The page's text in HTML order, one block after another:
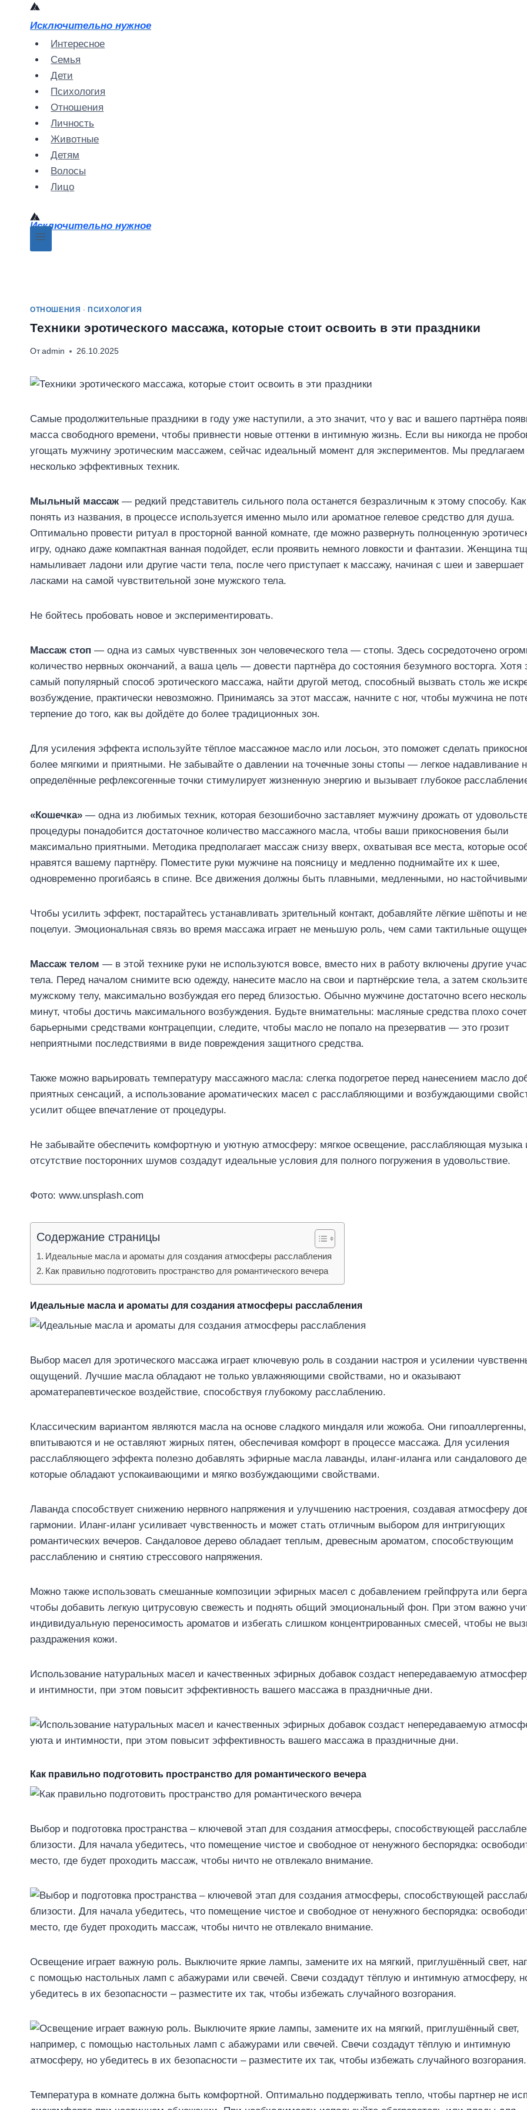
Перейти
содержимому
Исключительно нужное
Интересное
Семья
Дети
Психология
Отношения
Личность
Животные
Детям
Волосы
Лицо
Исключительно нужное
ОТНОШЕНИЯ ·ПСИХОЛОГИЯ
Техники эротического массажа, которые стоит освоить в эти праздники
От admin 26.10.2025
Самые продолжительные праздники в году уже наступили, а это значит, что у вас и вашего партнёра
масса свободного времени, чтобы привнести новые оттенки в интимную жизнь. Если вы никогда не
угощать мужчину эротическим массажем, сейчас идеальный момент для экспериментов. Мы предлагаем
несколько эффективных техник.
Мыльный массаж — редкий представитель сильного пола останется безразличным к этому способу.
понять из названия, в процессе используется именно мыло или ароматное гелевое средство для душа.
Оптимально провести ритуал в просторной ванной комнате, где можно развернуть полноценную
игру, однако даже компактная ванная подойдет, если проявить немного ловкости и фантазии. Женщина
намыливает ладони или другие части тела, после чего приступает к массажу, начиная с шеи и завершает
ласками на самой чувствительной зоне мужского тела.
Не бойтесь пробовать новое и экспериментировать.
Массаж стоп — одна из самых чувственных зон человеческого тела — стопы. Здесь сосредоточено
количество нервных окончаний, а ваша цель — довести партнёра до состояния безумного восторга. Хотя
самый популярный способ эротического массажа, найти другой метод, способный вызвать столь же
возбуждение, практически невозможно. Принимаясь за этот массаж, начните с ног, чтобы мужчина не
терпение до того, как вы дойдёте до более традиционных зон.
Для усиления эффекта используйте тёплое массажное масло или лосьон, это поможет сделать
более мягкими и приятными. Не забывайте о давлении на точечные зоны стопы — легкое надавливание
определённые рефлексогенные точки стимулирует жизненную энергию и вызывает глубокое
«Кошечка» — одна из любимых техник, которая безошибочно заставляет мужчину дрожать от
процедуры понадобится достаточное количество массажного масла, чтобы ваши прикосновения были
максимально приятными. Методика предполагает массаж снизу вверх, охватывая все места, которые
нравятся вашему партнёру. Поместите руки мужчине на поясницу и медленно поднимайте их к шее,
одновременно прогибаясь в спине. Все движения должны быть плавными, медленными, но
Чтобы усилить эффект, постарайтесь устанавливать зрительный контакт, добавляйте лёгкие шёпоты и
поцелуи. Эмоциональная связь во время массажа играет не меньшую роль, чем сами тактильные
Массаж телом — в этой технике руки не используются вовсе, вместо них в работу включены другие
тела. Перед началом снимите всю одежду, нанесите масло на свои и партнёрские тела, а затем
мужскому телу, максимально возбуждая его перед близостью. Обычно мужчине достаточно всего
минут, чтобы достичь максимального возбуждения. Будьте внимательны: масляные средства плохо
барьерными средствами контрацепции, следите, чтобы масло не попало на презерватив — это грозит
неприятными последствиями в виде повреждения защитного средства.
Также можно варьировать температуру массажного масла: слегка подогретое перед нанесением масло
приятных сенсаций, а использование ароматических масел с расслабляющими и возбуждающими
усилит общее впечатление от процедуры.
Не забывайте обеспечить комфортную и уютную атмосферу: мягкое освещение, расслабляющая музыка
отсутствие посторонних шумов создадут идеальные условия для полного погружения в удовольствие.
Фото: www.unsplash.com
Содержание страницы
Идеальные масла и ароматы для создания атмосферы расслабления
Как правильно подготовить пространство для романтического вечера
Идеальные масла и ароматы для создания атмосферы расслабления
Выбор масел для эротического массажа играет ключевую роль в создании настроя и усилении
ощущений. Лучшие масла обладают не только увлажняющими свойствами, но и оказывают
ароматерапевтическое воздействие, способствуя глубокому расслаблению.
Классическим вариантом являются масла на основе сладкого миндаля или жожоба. Они гипоаллергенны,
впитываются и не оставляют жирных пятен, обеспечивая комфорт в процессе массажа. Для усиления
расслабляющего эффекта полезно добавлять эфирные масла лаванды, иланг-иланга или сандалового
которые обладают успокаивающими и мягко возбуждающими свойствами.
Лаванда способствует снижению нервного напряжения и улучшению настроения, создавая атмосферу
гармонии. Иланг-иланг усиливает чувственность и может стать отличным выбором для интригующих
романтических вечеров. Сандаловое дерево обладает теплым, древесным ароматом, способствующим
расслаблению и снятию стрессового напряжения.
Можно также использовать смешанные композиции эфирных масел с добавлением грейпфрута или
чтобы добавить легкую цитрусовую свежесть и поднять общий эмоциональный фон. При этом важно
индивидуальную переносимость ароматов и избегать слишком концентрированных смесей, чтобы не
раздражения кожи.
Использование натуральных масел и качественных эфирных добавок создаст непередаваемую
и интимности, при этом повысит эффективность вашего массажа в праздничные дни.
Как правильно подготовить пространство для романтического вечера
Выбор и подготовка пространства – ключевой этап для создания атмосферы, способствующей
близости. Для начала убедитесь, что помещение чистое и свободное от ненужного беспорядка:
место, где будет проходить массаж, чтобы ничто не отвлекало внимание.
Освещение играет важную роль. Выключите яркие лампы, замените их на мягкий, приглушённый свет,
с помощью настольных ламп с абажурами или свечей. Свечи создадут тёплую и интимную атмосферу,
убедитесь в их безопасности – разместите их так, чтобы избежать случайного возгорания.
Температура в комнате должна быть комфортной. Оптимально поддерживать тепло, чтобы партнер не